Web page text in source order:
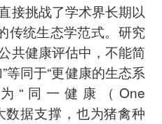
挑战了学术界长期以
传统生态学范式。研究
共健康评估中，不能简
等同于“更健康的生态系
“同一健康（One
数据支撑，也为猪禽种